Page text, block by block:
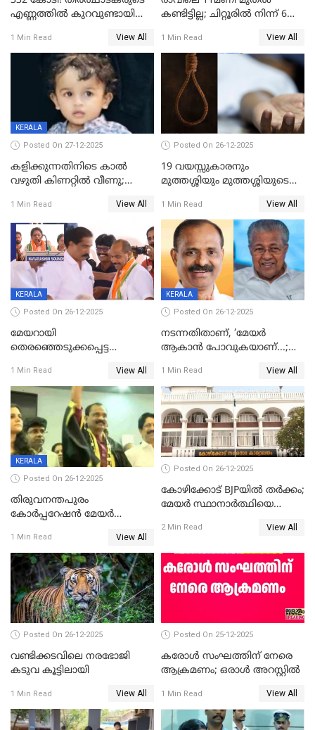
എണ്ണത്തിൽ കുറവുണ്ടായിട്ടും
കുതിച്ചുയരുന്നു
1 Min Read View All
കണ്ടിട്ടില്ല; ചിറ്റൂരിൽ നിന്ന് 6
1 Min Read View All
KERALA
Posted On 27-12-2025
കളിക്കുന്നതിനിടെ കാൽ
വഴുതി കിണറ്റിൽ വീണു;
ദാരുണാന്ത്യം
1 Min Read View All
Posted On 26-12-2025
19 വയസ്സുകാരനും
മുത്തശ്ശിയും മുത്തശ്ശിയുടെ
മരിച്ചനിലയിൽ
1 Min Read View All
KERALA
Posted On 26-12-2025
മേയറായി
തെരഞ്ഞെടുക്കപ്പെട്ട
ആദ്യ വോട്ട് അസാധു; കണ്ണൂർ
ഡെപ്യൂട്ടി മേയർ സ്ഥാനത്ത്
താഹിറിന് വിജയം
1 Min Read View All
KERALA
Posted On 26-12-2025
നടന്നതിതാണ്, ‘മേയർ
ആകാൻ പോവുകയാണ്...;
മുഖ്യമന്ത്രിയുടെ ഓഫീസ്
തന്നെ വിശദീകരിയ്ക്കുന്നു;
സത്യമിതാണ്
1 Min Read View All
KERALA
Posted On 26-12-2025
തിരുവനന്തപുരം
കോര്‍പ്പറേഷന്‍ മേയര്‍
ഹൈക്കോടതിയിലേക്ക്;
സത്യപ്രതിജ്ഞ ചടങ്ങില്‍
ചട്ടലംഘനമെന്ന് പാർട്ടി
1 Min Read View All
Posted On 26-12-2025
കോഴിക്കോട് BJPയിൽ തർക്കം;
മേയർ സ്ഥാനാർത്ഥിയെ
2 Min Read View All
Posted On 26-12-2025
വണ്ടിക്കടവിലെ നരഭോജി
കടുവ കൂട്ടിലായി
1 Min Read View All
Posted On 25-12-2025
കരോള്‍ സംഘത്തിന് നേരെ
ആക്രമണം; ഒരാള്‍ അറസ്റ്റില്‍
1 Min Read View All